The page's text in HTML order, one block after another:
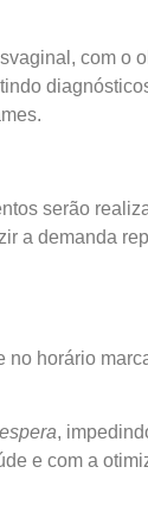
com o
serão
a demanda
no horário
,
e com a